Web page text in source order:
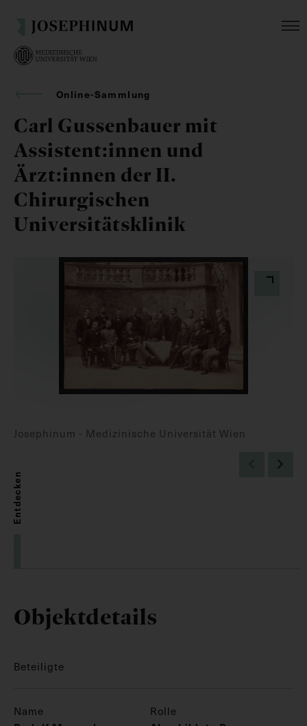
Online-Sammlung
Carl Gussenbauer mit
Assistent:innen und
Ärzt:innen der II.
Chirurgischen
Universitätsklinik
Josephinum - Medizinische Universität Wien
Entdecken
Objektdetails
Beteiligte
Name Rolle